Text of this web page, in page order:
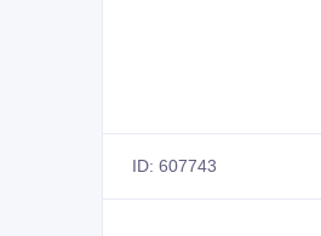
ID: 607743